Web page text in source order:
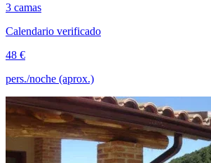
3 camas
Calendario verificado
48 €
pers./noche (aprox.)